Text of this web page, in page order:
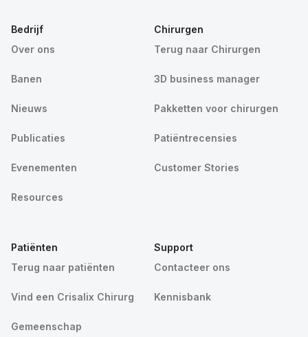
Bedrijf
Over ons
Banen
Nieuws
Publicaties
Evenementen
Resources
Chirurgen
Terug naar Chirurgen
3D business manager
Pakketten voor chirurgen
Patiëntrecensies
Customer Stories
Patiënten
Terug naar patiënten
Vind een Crisalix Chirurg
Gemeenschap
Support
Contacteer ons
Kennisbank